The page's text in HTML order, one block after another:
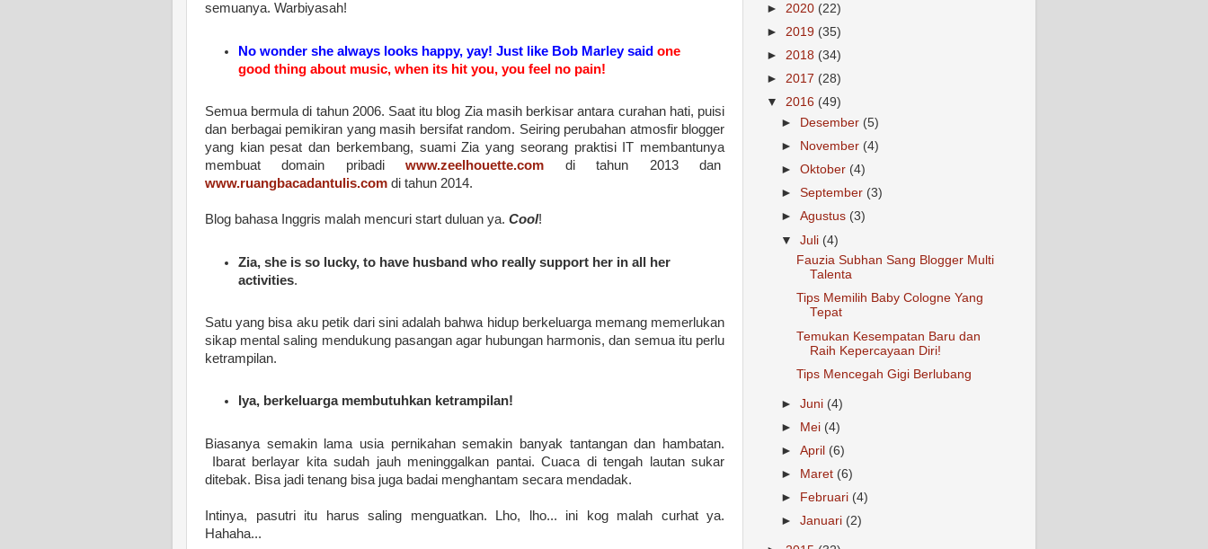
semuanya. Warbiyasah!
No wonder she always looks happy, yay! Just like Bob Marley saidone
good thing about music, when its hit you, you feel no pain!
Semua bermula di tahun 2006. Saat itu blog Zia masih berkisar antara curahan hati, puisi
dan berbagai pemikiran yang masih bersifat random. Seiring perubahan atmosfir blogger
yang kian pesat dan berkembang, suami Zia yang seorang praktisi IT membantunya
membuat domain pribadiwww.zeelhouette.com di tahun 2013 dan
www.ruangbacadantulis.com di tahun 2014.
Blog bahasa Inggris malah mencuri start duluan ya. Cool!
Zia, she is so lucky, to have husband who really support her in all her
activities.
Satu yang bisa aku petik dari sini adalah bahwa hidup berkeluarga memang memerlukan
sikap mental saling mendukung pasangan agar hubungan harmonis, dan semua itu perlu
ketrampilan.
Iya, berkeluarga membutuhkan ketrampilan!
Biasanya semakin lama usia pernikahan semakin banyak tantangan dan hambatan.
Ibarat berlayar kita sudah jauh meninggalkan pantai. Cuaca di tengah lautan sukar
ditebak. Bisa jadi tenang bisa juga badai menghantam secara mendadak.
Intinya, pasutri itu harus saling menguatkan. Lho, lho... ini kog malah curhat ya.
Hahaha...
► 2020 (22)
► 2019 (35)
► 2018 (34)
► 2017 (28)
▼ 2016 (49)
►
Desember (5)
►
November (4)
►Oktober (4)
►September (3)
►Agustus (3)
▼Juli (4)
Fauzia Subhan Sang Blogger Multi
Talenta
Tips Memilih Baby Cologne Yang
Tepat
Temukan Kesempatan Baru dan
Raih Kepercayaan Diri!
Tips Mencegah Gigi Berlubang
►Juni (4)
► Mei (4)
►April (6)
►
Maret (6)
►
Februari (4)
►Januari (2)